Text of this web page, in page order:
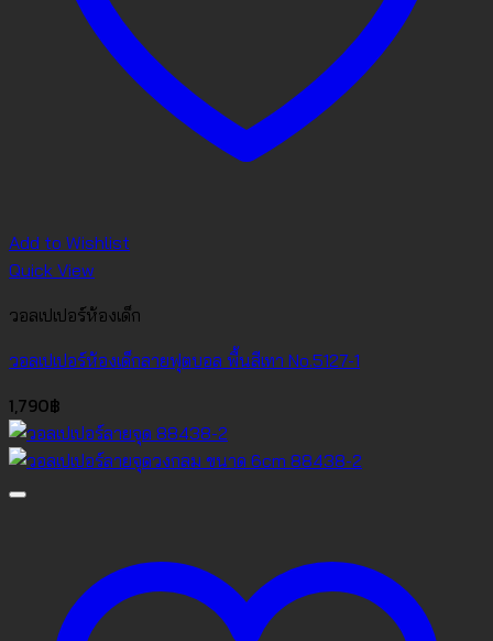
Add to Wishlist
Quick View
วอลเปเปอร์ห้องเด็ก
วอลเปเปอร์ห้องเด็กลายฟุตบอล พื้นสีเทา No.5127-1
1,790฿